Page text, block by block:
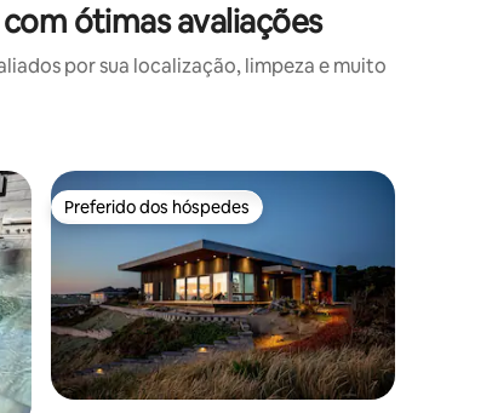
ótimas avaliações
por sua localização, limpeza e muito
Preferido dos hóspedes
Preferido dos hóspedes